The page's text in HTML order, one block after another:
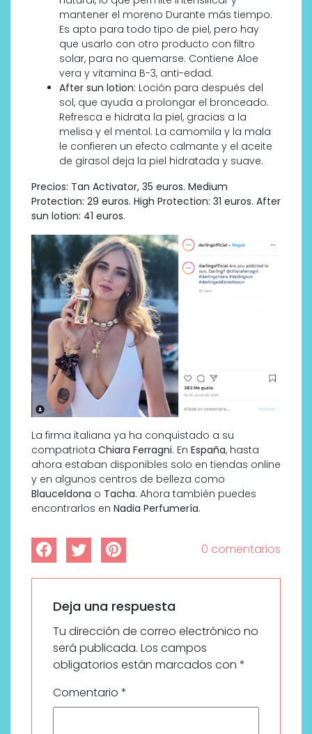
mantener el moreno Durante más tiempo.
Es apto para todo tipo de piel, pero hay
que usarlo con otro producto con filtro
solar, para no quemarse. Contiene Aloe
vera y vitamina B-3, anti-edad.
After sun lotion: Loción para después del
sol, que ayuda a prolongar el bronceado.
Refresca e hidrata la piel, gracias a la
melisa y el mentol. La camomila y la mala
le confieren un efecto calmante y el aceite
de girasol deja la piel hidratada y suave.
Precios: Tan Activator, 35 euros. Medium
Protection: 29 euros. High Protection: 31 euros. After
sun lotion: 41 euros.
La firma italiana ya ha conquistado a su
compatriota Chiara Ferragni. En España, hasta
ahora estaban disponibles solo en tiendas online
y en algunos centros de belleza como
Blauceldona o Tacha. Ahora también puedes
encontrarlos en Nadia Perfumería.
0 comentarios
Deja una respuesta
Tu dirección de correo electrónico no
será publicada. Los campos
obligatorios están marcados con *
Comentario *